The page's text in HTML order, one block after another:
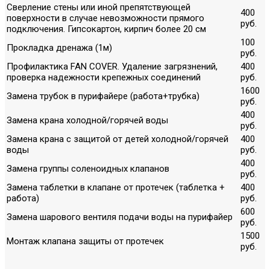
Сверление стены или иной препятствующей
поверхности в случае невозможности прямого
подключения. Гипсокартон, кирпич более 20 см
400
руб.
Прокладка дренажа (1м)
100
руб.
Профилактика FAN COVER. Удаление загрязнений,
проверка надежности крепежных соединений
400
руб.
Замена трубок в пурифайере (работа+трубка)
1600
руб.
Замена крана холодной/горячей воды
400
руб.
Замена крана с защитой от детей холодной/горячей
воды
400
руб.
Замена группы соленоидных клапанов
400
руб.
Замена таблетки в клапане от протечек (таблетка +
работа)
400
руб.
Замена шарового вентиля подачи воды на пурифайер
600
руб.
Монтаж клапана защиты от протечек
1500
руб.